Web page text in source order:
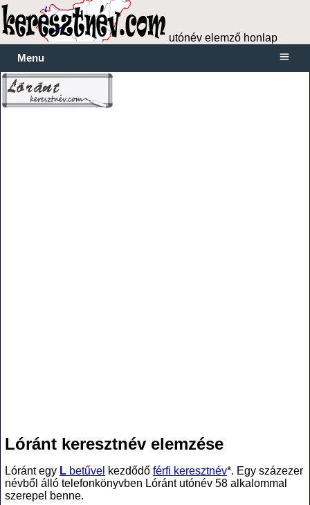
utónév elemző honlap
Menu
Lóránt keresztnév elemzése
Lóránt egy L betűvel kezdődő férfi keresztnév*. Egy százezer
névből álló telefonkönyvben Lóránt utónév 58 alkalommal
szerepel benne.